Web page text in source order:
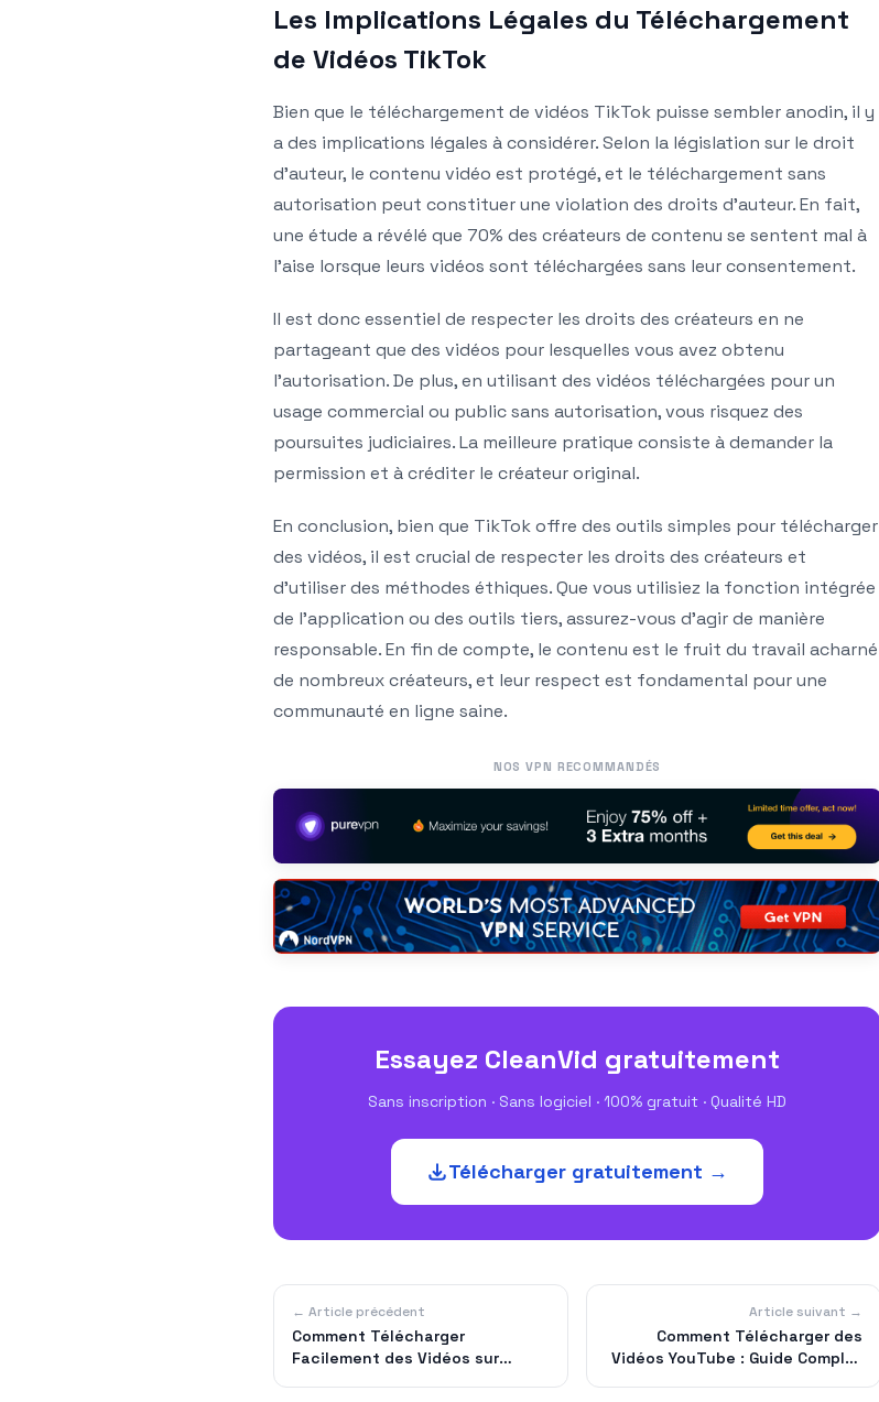
Les Implications Légales du Téléchargement
de Vidéos TikTok
Bien que le téléchargement de vidéos TikTok puisse sembler anodin, il y
a des implications légales à considérer. Selon la législation sur le droit
d’auteur, le contenu vidéo est protégé, et le téléchargement sans
autorisation peut constituer une violation des droits d’auteur. En fait,
une étude a révélé que 70% des créateurs de contenu se sentent mal à
l’aise lorsque leurs vidéos sont téléchargées sans leur consentement.
Il est donc essentiel de respecter les droits des créateurs en ne
partageant que des vidéos pour lesquelles vous avez obtenu
l’autorisation. De plus, en utilisant des vidéos téléchargées pour un
usage commercial ou public sans autorisation, vous risquez des
poursuites judiciaires. La meilleure pratique consiste à demander la
permission et à créditer le créateur original.
En conclusion, bien que TikTok offre des outils simples pour télécharger
des vidéos, il est crucial de respecter les droits des créateurs et
d’utiliser des méthodes éthiques. Que vous utilisiez la fonction intégrée
de l’application ou des outils tiers, assurez-vous d’agir de manière
responsable. En fin de compte, le contenu est le fruit du travail acharné
de nombreux créateurs, et leur respect est fondamental pour une
communauté en ligne saine.
NOS VPN RECOMMANDÉS
Essayez CleanVid gratuitement
Sans inscription · Sans logiciel · 100% gratuit · Qualité HD
Télécharger gratuitement →
← Article précédent
Comment Télécharger
Facilement des Vidéos sur
Article suivant →
Comment Télécharger des
Vidéos YouTube : Guide Complet